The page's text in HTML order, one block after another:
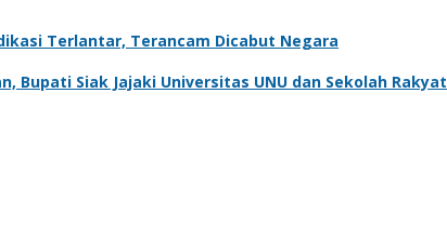
Terlantar, Terancam Dicabut Negara
Bupati Siak Jajaki Universitas UNU dan Sekolah Rakyat